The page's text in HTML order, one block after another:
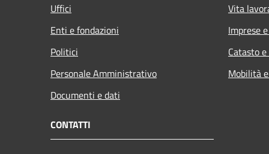
Uffici
Enti e fondazioni
Politici
Personale Amministrativo
Documenti e dati
Vita
Imprese
Catasto
Mobilità
CONTATTI